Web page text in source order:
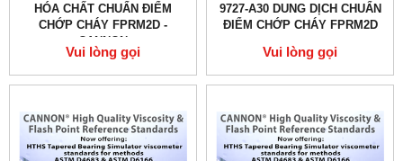
HÓA CHẤT CHUẨN ĐIỂM
CHỚP CHÁY FPRM2D -
CANNON
Vui lòng gọi
9727-A30 DUNG DỊCH CHUẨN
ĐIỂM CHỚP CHÁY FPRM2D
Vui lòng gọi